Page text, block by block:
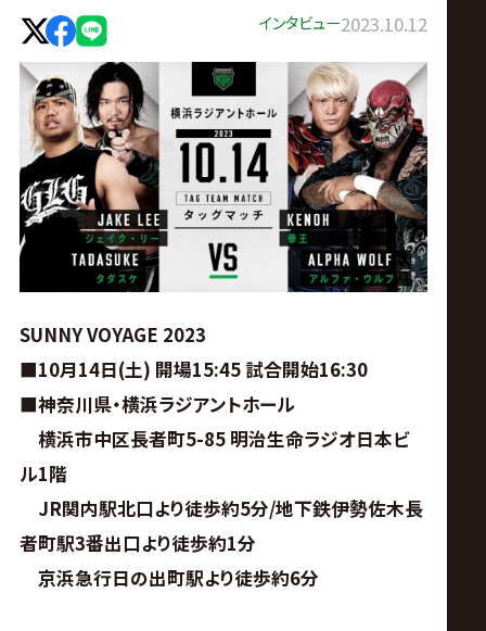
ロ
レ
ス
リ
ン
グ・
ノ
ア
公
式
インタビュー2023.10.12
SUNNY VOYAGE 2023
■10月14日(土) 開場15:45 試合開始16:30
■神奈川県・横浜ラジアントホール
横浜市中区長者町5-85 明治生命ラジオ日本ビ
ル1階
JR関内駅北口より徒歩約5分/地下鉄伊勢佐木長
者町駅3番出口より徒歩約1分
京浜急行日の出町駅より徒歩約6分